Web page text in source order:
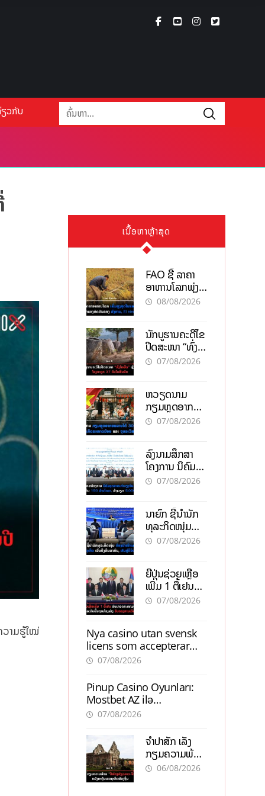
ວກັບ
ວາມຮູ້ໃໝ່
ເນື້ອຫາຫຼ້າສຸດ
FAO ຊີ້ ລາຄາ
ອາຫານໂລກພຸ່ງ
ສູງສຸດໃນຮອບ 3
ສົງຄາມ, El
nino
08/08/2026
ນັກບູຮານຄະດີໄຂ
ປິດສະໜາ “ທົ່ງ
ໄຫຫີນ” ຫຼັງພົບ
07/08/2026
ຫວຽດນາມ
ກຽມຫຼຸດອາກອນ
ລາຍໄດ້ 30%
ແລະ ຈຸນລະ
ວິສາຫະກິດ
07/08/2026
ລົງນາມສຶກສາ
ໂຄງການ ນິຄົມ
ອຸດສາຫະກຳ
150 ລ້ານໂດລາ,
ສ້າງວຽກ 5.000
ຕຳແໜ່ງ
07/08/2026
ນາຍົກ ຊີ້ນຳນັກ
ທຸລະກິດໜຸ່ມ
ຕ້ອງນຳໜ້າແກ້
ສາກົນ, ຫັນສູ່ດິຈິ
ຕອນ
07/08/2026
ຍີ່ປຸ່ນຊ່ວຍເຫຼືອ
ເພີ່ມ 1 ຕື້ເຢນ
ອັບເກຣດ
ເຕີບໂຕ
07/08/2026
Nya casino utan svensk
licens som accepterar
Swish: En jämförelse
07/08/2026
Pinup Casino Oyunları:
Mostbet AZ ilə
Müqayisədə Nə Təqdim
07/08/2026
ຈຳປາສັກ ເລັ່ງ
ກຽມຄວາມພ້ອມ
“ປີທ່ອງທ່ຽວ
06/08/2026